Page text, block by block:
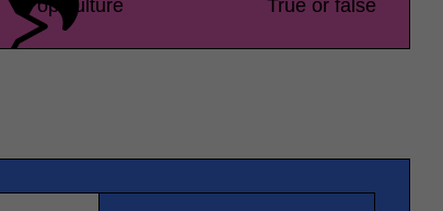
Pop culture True or false